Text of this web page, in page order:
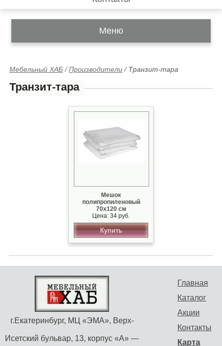
Меню
Мебельный ХАБ /Производители / Транзит-тара
Транзит-тара
Мешок
полипропиленовый
70x120 см
Цена: 34 руб.
Купить
Главная
Каталог
Акции
Контакты
Карта
г.Екатеринбург, МЦ «ЭМА», Верх-
Исетский бульвар, 13, корпус «А» —